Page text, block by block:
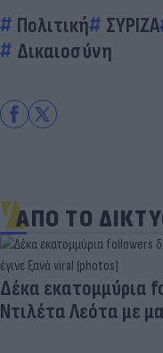
Πολιτική ΣΥΡΙΖΑ
Δικαιοσύνη
ΑΠΟ ΤΟ
«Στην pole position
Ντόρτμουντ»